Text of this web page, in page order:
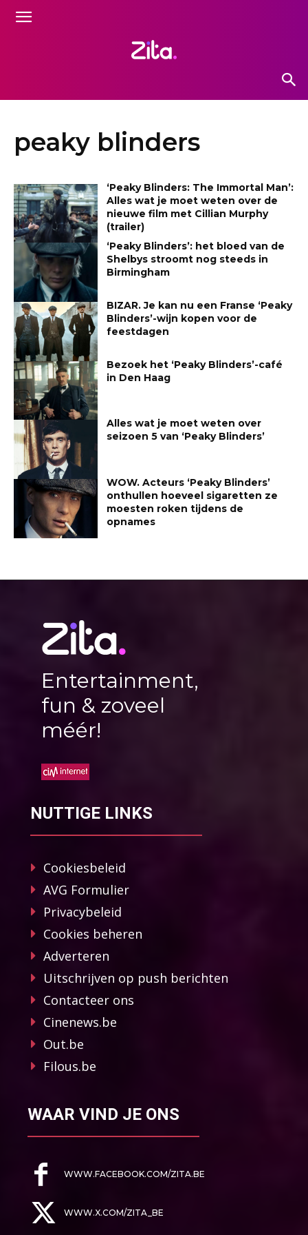
peaky blinders
‘Peaky Blinders: The Immortal Man’:
Alles wat je moet weten over de
nieuwe film met Cillian Murphy
(trailer)
‘Peaky Blinders’: het bloed van de
Shelbys stroomt nog steeds in
Birmingham
BIZAR. Je kan nu een Franse ‘Peaky
Blinders’-wijn kopen voor de
feestdagen
Bezoek het ‘Peaky Blinders’-café
in Den Haag
Alles wat je moet weten over
seizoen 5 van ‘Peaky Blinders’
WOW. Acteurs ‘Peaky Blinders’
onthullen hoeveel sigaretten ze
moesten roken tijdens de
opnames
Entertainment,
fun & zoveel
méér!
NUTTIGE LINKS
Cookiesbeleid
AVG Formulier
Privacybeleid
Cookies beheren
Adverteren
Uitschrijven op push berichten
Contacteer ons
Cinenews.be
Out.be
Filous.be
WAAR VIND JE ONS
WWW.FACEBOOK.COM/ZITA.BE
WWW.X.COM/ZITA_BE